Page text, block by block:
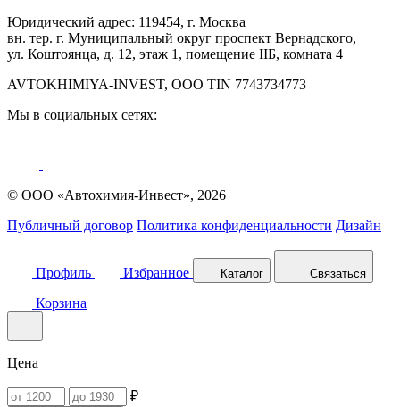
Юридический адрес: 119454, г. Москва
вн. тер. г. Муниципальный округ проспект Вернадского,
ул. Коштоянца, д. 12, этаж 1, помещение IIБ, комната 4
AVTOKHIMIYA-INVEST, OOO TIN 7743734773
Мы в социальных сетях:
© ООО «Автохимия-Инвест», 2026
Публичный договор Политика конфиденциальности Дизайн
Профиль Избранное Каталог Связаться
Корзина
Цена
₽